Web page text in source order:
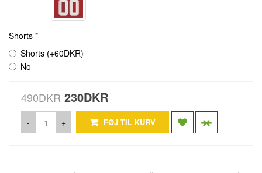
Shorts
Shorts (+60DKR)
No
490DKR 230DKR
- + FØJ TIL KURV